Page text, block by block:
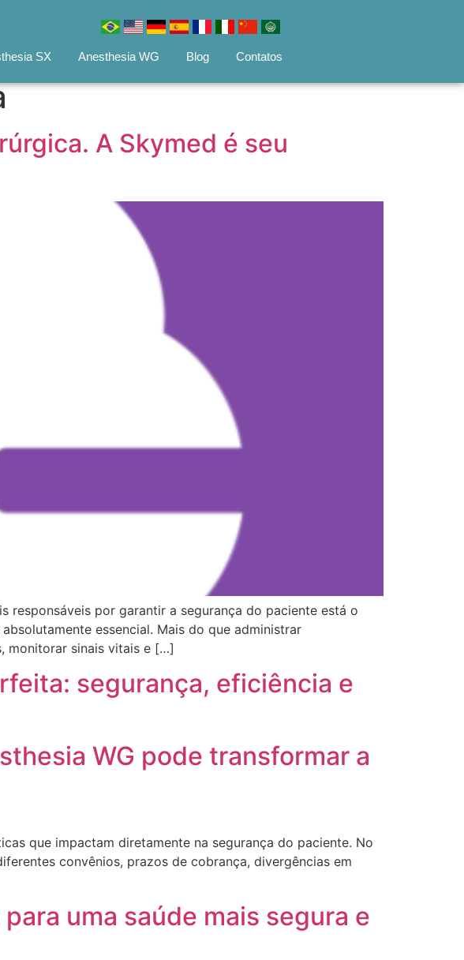
SX Anesthesia WG Blog Contatos
A Skymed é seu
responsáveis por garantir a segurança do paciente está o
essencial. Mais do que administrar
monitorar sinais vitais e […]
segurança, eficiência e
WG pode transformar a
que impactam diretamente na segurança do paciente. No
convênios, prazos de cobrança, divergências em
uma saúde mais segura e